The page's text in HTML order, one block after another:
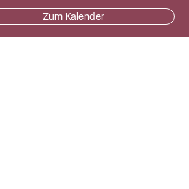
Zum Kalender